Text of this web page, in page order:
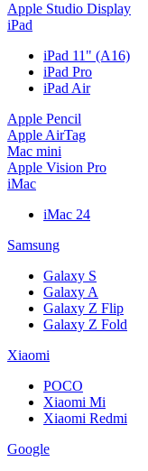
Apple Studio Display
iPad
iPad 11" (A16)
iPad Pro
iPad Air
Apple Pencil
Apple AirTag
Mac mini
Apple Vision Pro
iMac
iMac 24
Samsung
Galaxy S
Galaxy A
Galaxy Z Flip
Galaxy Z Fold
Xiaomi
POCO
Xiaomi Mi
Xiaomi Redmi
Google